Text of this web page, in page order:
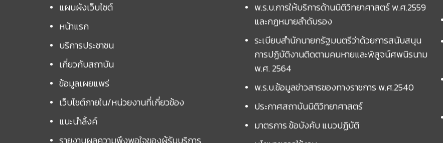
แผนผังเว็บไซต์
หน้าแรก
บริการประชาชน
เกี่ยวกับสถาบัน
ข้อมูลเผยแพร่
เว็บไซต์ภายใน/หน่วยงานที่เกี่ยวข้อง
แนะนำลิ้งค์
รายงานผลความพึงพอใจของผู้รับบริการ
พ.ร.บ.การให้บริการด้านนิติวิทยาศาสตร์ พ.ศ.2559
และกฏหมายลำดับรอง
ระเบียบสำนักนายกรัฐมนตรีว่าด้วยการสนับสนุน
การปฏิบัติงานติดตามคนหายและพิสูจน์ศพนิรนาม
พ.ศ. 2564
พ.ร.บ.ข้อมูลข่าวสารของทางราชการ พ.ศ.2540
ประกาศสถาบันนิติวิทยาศาสตร์
มาตรการ ข้อบังคับ แนวปฏิบัติ